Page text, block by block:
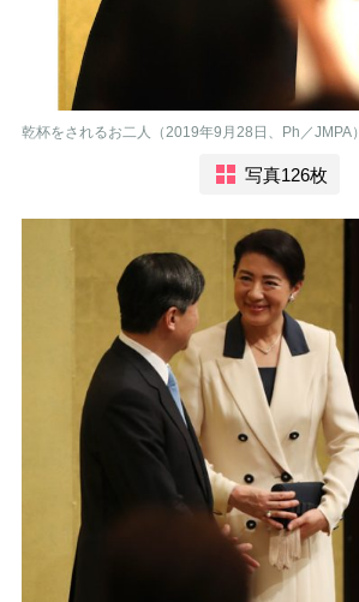
乾杯をされるお二人（2019年9月28日、Ph／JMPA）
写真126枚